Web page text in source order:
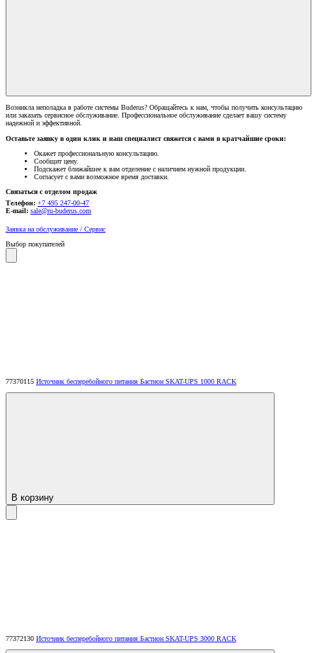
Возникла неполадка в работе системы Buderus? Обращайтесь к нам, чтобы получить консультацию
или заказать сервисное обслуживание. Профессиональное обслуживание сделает вашу систему
надежной и эффективной.
Оставьте заявку в один клик и наш специалист свяжется с вами в кратчайшие сроки:
Окажет профессиональную консультацию.
Сообщит цену.
Подскажет ближайшее к вам отделение с наличием нужной продукции.
Согласует с вами возможное время доставки.
Связаться с отделом продаж
Телефон: +7 495 247-00-47
E-mail: sale@ru-buderus.com
Заявка на обслуживание / Сервис
Выбор покупателей
77370115 Источник бесперебойного питания Бастион SKAT-UPS 1000 RACK
В корзину
77372130 Источник бесперебойного питания Бастион SKAT-UPS 3000 RACK